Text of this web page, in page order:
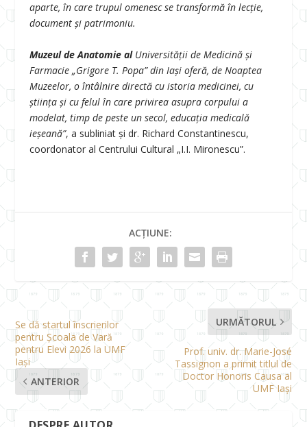
aparte, în care trupul omenesc se transformă în lecție,
document și patrimoniu.
Muzeul de Anatomie al Universității de Medicină și
Farmacie „Grigore T. Popa” din Iași oferă, de Noaptea
Muzeelor, o întâlnire directă cu istoria medicinei, cu
știința și cu felul în care privirea asupra corpului a
modelat, timp de peste un secol, educația medicală
ieșeană”, a subliniat și dr. Richard Constantinescu,
coordonator al Centrului Cultural „I.I. Mironescu”.
ACȚIUNE:
Se dă startul înscrierilor
pentru Școala de Vară
pentru Elevi 2026 la UMF
Iași
ANTERIOR
URMĂTORUL
Prof. univ. dr. Marie-José
Tassignon a primit titlul de
Doctor Honoris Causa al
UMF Iași